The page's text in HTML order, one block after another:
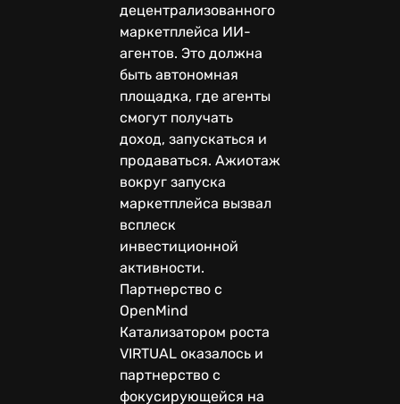
децентрализованного
маркетплейса ИИ-
агентов. Это должна
быть автономная
площадка, где агенты
смогут получать
доход, запускаться и
продаваться. Ажиотаж
вокруг запуска
маркетплейса вызвал
всплеск
инвестиционной
активности.
Партнерство с
OpenMind
Катализатором роста
VIRTUAL оказалось и
партнерство с
фокусирующейся на